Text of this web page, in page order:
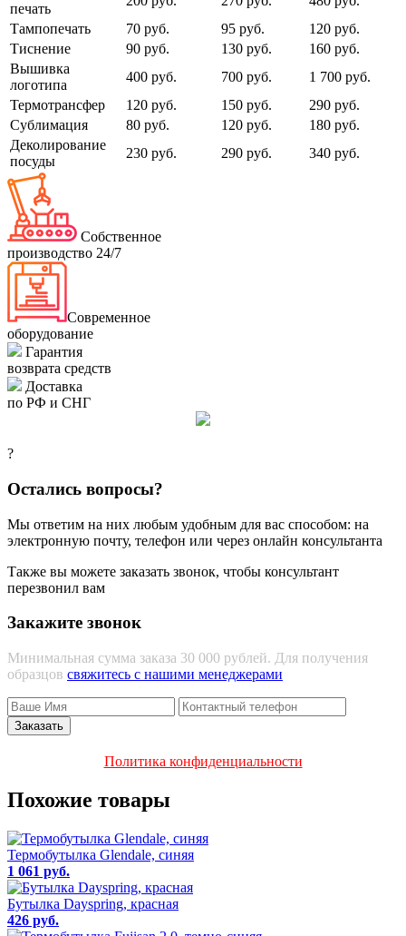
печать
Тампопечать
70 руб. 95 руб.
120 руб.
Тиснение
90 руб. 130 руб.
160 руб.
Вышивка
логотипа
400 руб. 700 руб.
1 700 руб.
Термотрансфер
120 руб. 150 руб.
290 руб.
Сублимация
80 руб. 120 руб.
180 руб.
Деколирование
посуды
230 руб. 290 руб. 340 руб.
Собственное
производство 24/7
Современное
оборудование
Гарантия
возврата средств
Доставка
по РФ и СНГ
?
Остались вопросы?
Мы ответим на них любым удобным для вас способом: на
электронную почту, телефон или через онлайн консультанта
Также вы можете заказать звонок, чтобы консультант
перезвонил вам
Закажите звонок
Минимальная сумма заказа 30 000 рублей. Для получения
образцов свяжитесь с нашими менеджерами
Политика конфиденциальности
Похожие товары
Термобутылка Glendale, синяя
1 061 руб.
Бутылка Dayspring, красная
426 руб.